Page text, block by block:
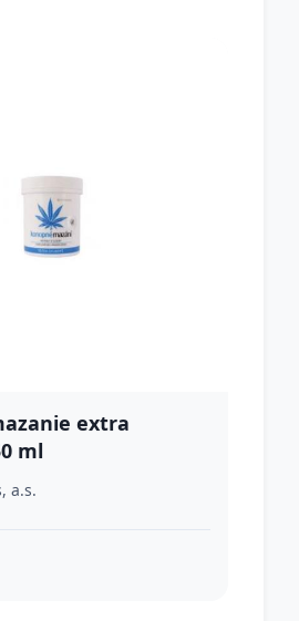
extra
ml
a.s.